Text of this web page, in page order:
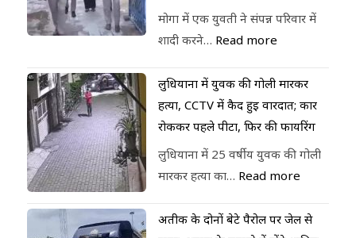
मोगा में एक युवती ने संपन्न परिवार में
शादी करने… Read more
लुधियाना में युवक की गोली मारकर
हत्या, CCTV में कैद हुई वारदात; कार
रोककर पहले पीटा, फिर की फायरिंग
लुधियाना में 25 वर्षीय युवक की गोली
मारकर हत्या का… Read more
अतीक के दोनों बेटे पैरोल पर जेल से